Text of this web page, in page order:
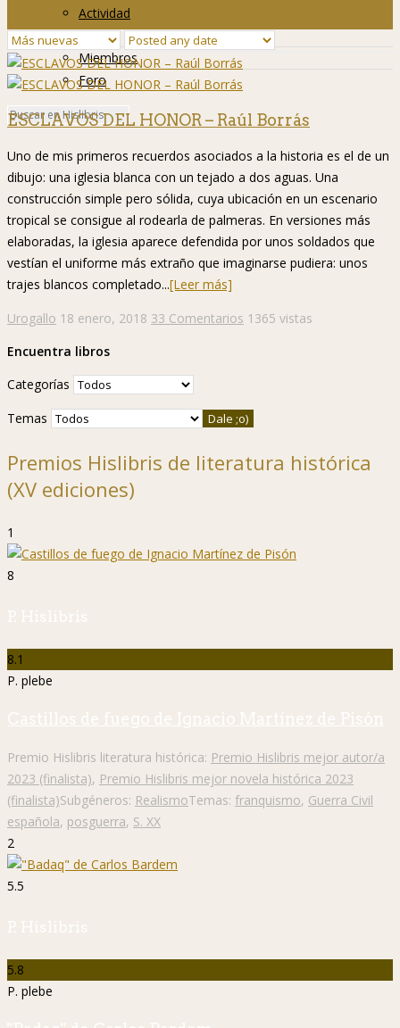
Actividad
Grupos
Miembros
Foro
ESCLAVOS DEL HONOR – Raúl Borrás
Uno de mis primeros recuerdos asociados a la historia es el de un
dibujo: una iglesia blanca con un tejado a dos aguas. Una
construcción simple pero sólida, cuya ubicación en un escenario
tropical se consigue al rodearla de palmeras. En versiones más
elaboradas, la iglesia aparece defendida por unos soldados que
vestían el uniforme más extraño que imaginarse pudiera: unos
trajes blancos completado...[Leer más]
Urogallo 18 enero, 2018 33 Comentarios 1365 vistas
Encuentra libros
Categorías
Temas
Premios Hislibris de literatura histórica
(XV ediciones)
1
8
P. Hislibris
8.1
P. plebe
Castillos de fuego de Ignacio Martínez de Pisón
Premio Hislibris literatura histórica: Premio Hislibris mejor autor/a
2023 (finalista), Premio Hislibris mejor novela histórica 2023
(finalista)Subgéneros: RealismoTemas: franquismo, Guerra Civil
española, posguerra, S. XX
2
5.5
P. Hislibris
5.8
P. plebe